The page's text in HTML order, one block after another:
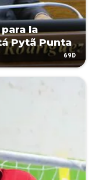
la
Pytã Punta
69D